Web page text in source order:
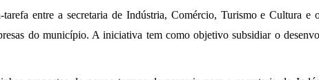
entre a secretaria de Indústria, Comércio, Turismo e Cultura e
do município. A iniciativa tem como objetivo subsidiar o